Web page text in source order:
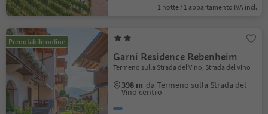
1 notte / 1 appartamento IVA incl.
Prenotabile online
Garni Residence Rebenheim
Termeno sulla Strada del Vino, Strada del Vino
398 m da Termeno sulla Strada del
Vino centro